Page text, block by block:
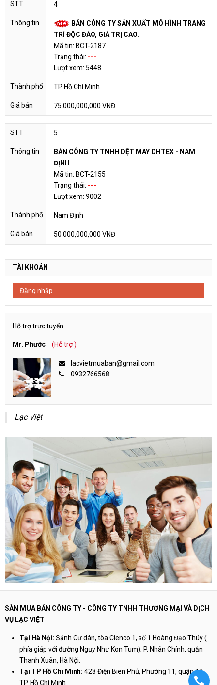
4
BÁN CÔNG TY SẢN XUẤT MÔ HÌNH TRANG
TRÍ ĐỘC ĐÁO, GIÁ TRỊ CAO.
Mã tin: BCT-2187
Trạng thái: ---
Lượt xem: 5448
TP Hồ Chí Minh
75,000,000,000 VNĐ
5
BÁN CÔNG TY TNHH DỆT MAY DHTEX - NAM
ĐỊNH
Mã tin: BCT-2155
Trạng thái: ---
Lượt xem: 9002
Nam Định
50,000,000,000 VNĐ
TÀI KHOẢN
Đăng nhập
Hỗ trợ trực tuyến
Mr. Phước (Hỗ trợ )
lacvietmuaban@gmail.com
0932766568
Lạc Việt
SÀN MUA BÁN CÔNG TY - CÔNG TY TNHH THƯƠNG MẠI VÀ DỊCH
VỤ LẠC VIỆT
Tại Hà Nội: Sảnh Cư dân, tòa Cienco 1, số 1 Hoàng Đạo Thúy (
phía giáp với đường Ngụy Như Kon Tum), P. Nhân Chính, quận
Thanh Xuân, Hà Nội.
Tại TP Hồ Chí Minh: 428 Điện Biên Phủ, Phường 11, quận 10,
TP. Hồ Chí Minh